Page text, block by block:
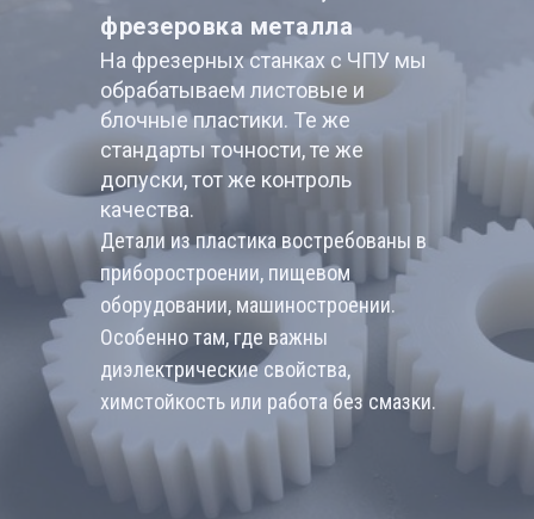
фрезеровка металла
На фрезерных станках с ЧПУ мы
обрабатываем листовые и
блочные пластики. Те же
стандарты точности, те же
допуски, тот же контроль
качества.
Детали из пластика востребованы в
приборостроении, пищевом
оборудовании, машиностроении.
Особенно там, где важны
диэлектрические свойства,
химстойкость или работа без смазки.